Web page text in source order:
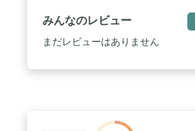
みんなのレビュー
まだレビューはありません